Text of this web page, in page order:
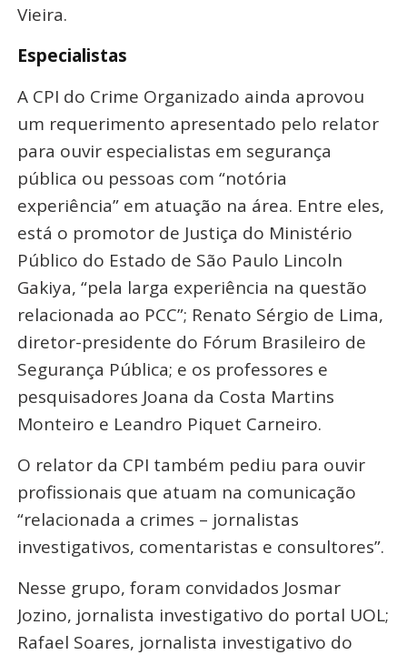
Vieira.
Especialistas
A CPI do Crime Organizado ainda aprovou
um requerimento apresentado pelo relator
para ouvir especialistas em segurança
pública ou pessoas com “notória
experiência” em atuação na área. Entre eles,
está o promotor de Justiça do Ministério
Público do Estado de São Paulo Lincoln
Gakiya, “pela larga experiência na questão
relacionada ao PCC”; Renato Sérgio de Lima,
diretor-presidente do Fórum Brasileiro de
Segurança Pública; e os professores e
pesquisadores Joana da Costa Martins
Monteiro e Leandro Piquet Carneiro.
O relator da CPI também pediu para ouvir
profissionais que atuam na comunicação
“relacionada a crimes – jornalistas
investigativos, comentaristas e consultores”.
Nesse grupo, foram convidados Josmar
Jozino, jornalista investigativo do portal UOL;
Rafael Soares, jornalista investigativo do